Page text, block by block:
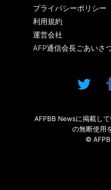
プライバシーポリシー
利用規約
運営会社
AFP通信会長ごあいさ
AFPBB Newsに掲載し
の無断使用
©